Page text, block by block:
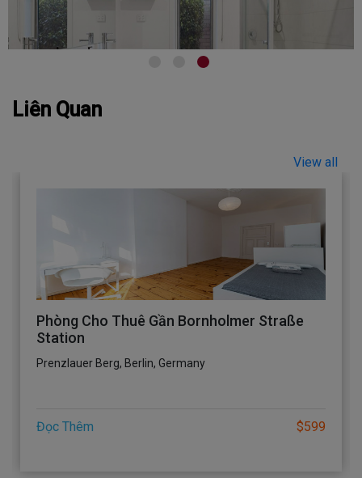
Liên Quan
View all
Phòng Cho Thuê Gần Bornholmer Straße
Station
Prenzlauer Berg, Berlin, Germany
Đọc Thêm $599